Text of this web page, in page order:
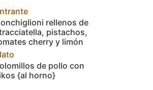
rellenos de
pistachos,
cherry y limón
de pollo con
{al horno}